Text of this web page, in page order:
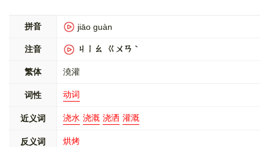
拼音 jiāo guàn
注音 ㄐㄧㄠ ㄍㄨㄢˋ
繁体 澆灌
词性 动词
近义词 浇水 浇溉 浇洒 灌溉
反义词 烘烤